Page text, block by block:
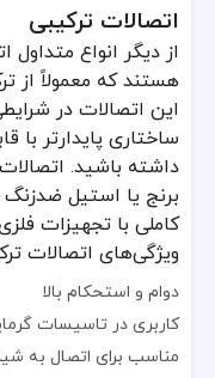
اتصالات ترکیبی
از دیگر انواع
هستند که معمولاً از
این اتصالات در
ساختاری پایدارتر با
داشته باشید.
برنج یا استیل
کاملی با تجهیزات
ویژگی‌های اتصالات
دوام و استحکام بالا
کاربری در تاسیسات
مناسب برای اتصال به